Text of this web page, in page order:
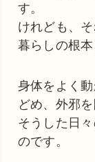
す。
けれども、
暮らしの根本
身体をよく
どめ、外邪を
そうした日
のです。